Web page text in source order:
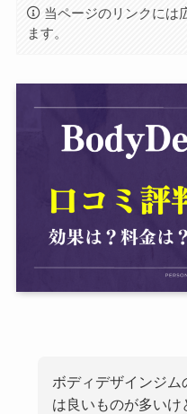
当ページのリンクには
ます。
ボディデザインジム
は良いものが多いけ